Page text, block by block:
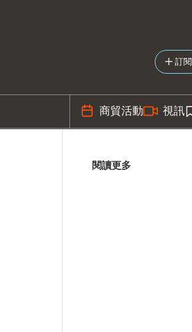
訂閱
商貿活動 視訊
閱讀更多